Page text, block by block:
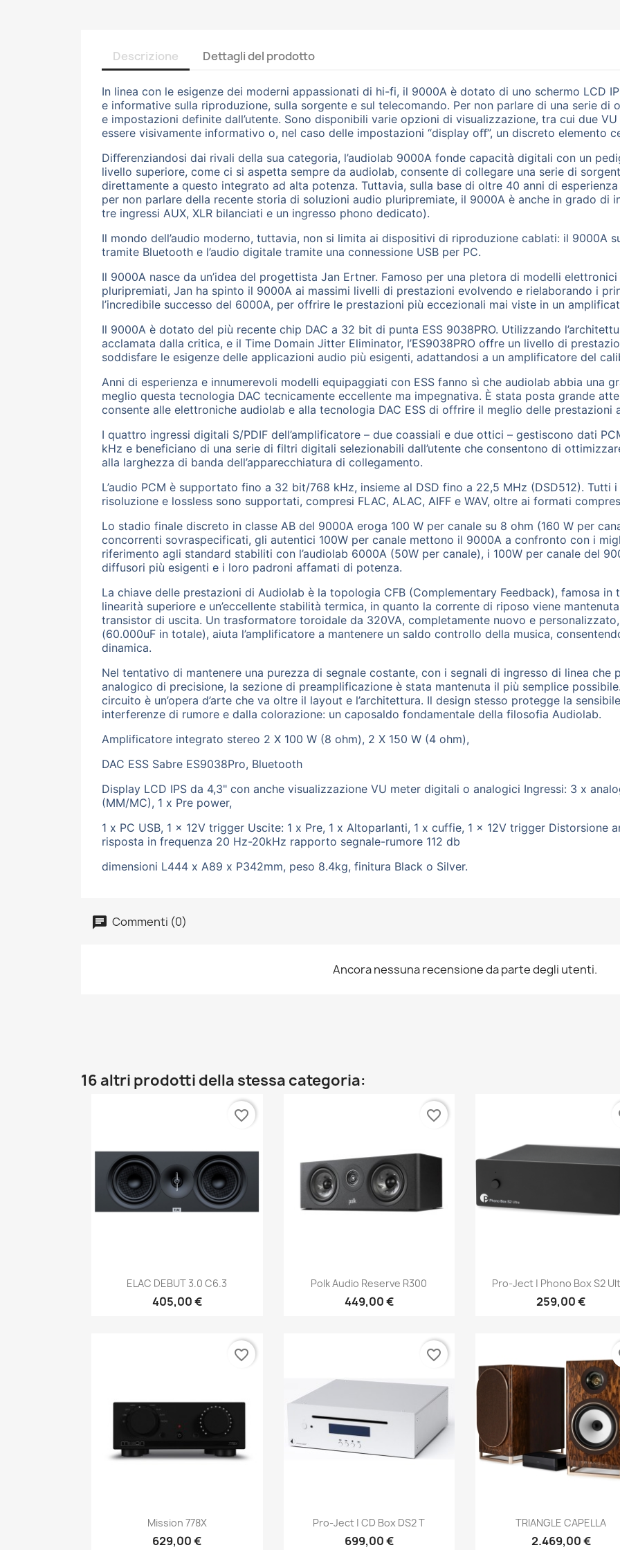
Descrizione Dettagli del prodotto
In linea con le esigenze dei moderni appassionati di hi-fi, il 9000A è dotato di uno schermo LCD
e informative sulla riproduzione, sulla sorgente e sul telecomando. Per non parlare di una serie
e impostazioni definite dall’utente. Sono disponibili varie opzioni di visualizzazione, tra cui due
essere visivamente informativo o, nel caso delle impostazioni “display oﬀ”, un discreto elemento
Diﬀerenziandosi dai rivali della sua categoria, l’audiolab 9000A fonde capacità digitali con un
livello superiore, come ci si aspetta sempre da audiolab, consente di collegare una serie di
direttamente a questo integrato ad alta potenza. Tuttavia, sulla base di oltre 40 anni di
per non parlare della recente storia di soluzioni audio pluripremiate, il 9000A è anche in grado di
tre ingressi AUX, XLR bilanciati e un ingresso phono dedicato).
Il mondo dell’audio moderno, tuttavia, non si limita ai dispositivi di riproduzione cablati: il 9000A
tramite Bluetooth e l’audio digitale tramite una connessione USB per PC.
Il 9000A nasce da un’idea del progettista Jan Ertner. Famoso per una pletora di modelli
pluripremiati, Jan ha spinto il 9000A ai massimi livelli di prestazioni evolvendo e rielaborando i
l’incredibile successo del 6000A, per offrire le prestazioni più eccezionali mai viste in un
Il 9000A è dotato del più recente chip DAC a 32 bit di punta ESS 9038PRO. Utilizzando
acclamata dalla critica, e il Time Domain Jitter Eliminator, l’ES9038PRO offre un livello di
soddisfare le esigenze delle applicazioni audio più esigenti, adattandosi a un amplificatore del
Anni di esperienza e innumerevoli modelli equipaggiati con ESS fanno sì che audiolab abbia una
meglio questa tecnologia DAC tecnicamente eccellente ma impegnativa. È stata posta grande
consente alle elettroniche audiolab e alla tecnologia DAC ESS di offrire il meglio delle prestazioni
I quattro ingressi digitali S/PDIF dell’amplificatore – due coassiali e due ottici – gestiscono dati
kHz e beneficiano di una serie di filtri digitali selezionabili dall’utente che consentono di
alla larghezza di banda dell’apparecchiatura di collegamento.
L’audio PCM è supportato fino a 32 bit/768 kHz, insieme al DSD fino a 22,5 MHz (DSD512).
risoluzione e lossless sono supportati, compresi FLAC, ALAC, AIFF e WAV, oltre ai formati
Lo stadio finale discreto in classe AB del 9000A eroga 100 W per canale su 8 ohm (160 W per
concorrenti sovraspecificati, gli autentici 100W per canale mettono il 9000A a confronto con i
riferimento agli standard stabiliti con l’audiolab 6000A (50W per canale), i 100W per canale del
diffusori più esigenti e i loro padroni affamati di potenza.
La chiave delle prestazioni di Audiolab è la topologia CFB (Complementary Feedback), famosa
linearità superiore e un’eccellente stabilità termica, in quanto la corrente di riposo viene
transistor di uscita. Un trasformatore toroidale da 320VA, completamente nuovo e
(60.000uF in totale), aiuta l’amplificatore a mantenere un saldo controllo della musica,
dinamica.
Nel tentativo di mantenere una purezza di segnale costante, con i segnali di ingresso di linea che
analogico di precisione, la sezione di preamplificazione è stata mantenuta il più semplice
circuito è un’opera d’arte che va oltre il layout e l’architettura. Il design stesso protegge la
interferenze di rumore e dalla colorazione: un caposaldo fondamentale della filosofia Audiolab.
Amplificatore integrato stereo 2 X 100 W (8 ohm), 2 X 150 W (4 ohm),
DAC ESS Sabre ES9038Pro, Bluetooth
Display LCD IPS da 4,3" con anche visualizzazione VU meter digitali o analogici Ingressi: 3 x
(MM/MC), 1 x Pre power,
1 x PC USB, 1 x 12V trigger Uscite: 1 x Pre, 1 x Altoparlanti, 1 x cuffie, 1 x 12V trigger Distorsione
risposta in frequenza 20 Hz-20kHz rapporto segnale-rumore 112 db
dimensioni L444 x A89 x P342mm, peso 8.4kg, finitura Black o Silver.
Commenti (0)
Ancora nessuna recensione da parte degli utenti.
16 altri prodotti della stessa categoria:
Anteprima
ELAC DEBUT 3.0 C6.3
405,00 €
favorite_border
Anteprima
Polk Audio Reserve R300
449,00 €
favorite_border
 Anteprima
Pro-Ject | Phono Box S2
259,00 €
Anteprima
Mission 778X
629,00 €
favorite_border
Anteprima
Pro-Ject | CD Box DS2 T
699,00 €
favorite_border
Anteprima
TRIANGLE CAPELLA
2.469,00 €